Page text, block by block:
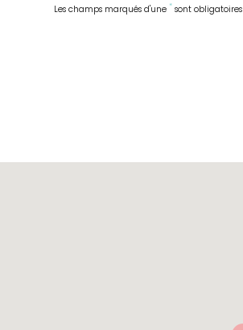
Les champs marqués d'une * sont obligatoires